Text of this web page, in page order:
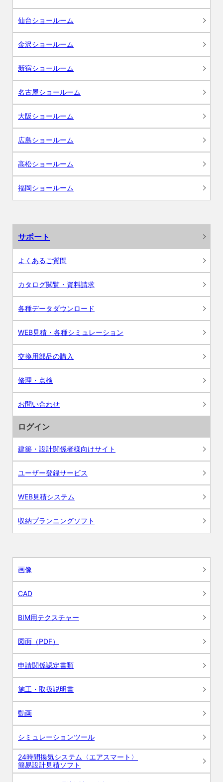
仙台ショールーム
金沢ショールーム
新宿ショールーム
名古屋ショールーム
大阪ショールーム
広島ショールーム
高松ショールーム
福岡ショールーム
サポート
よくあるご質問
カタログ閲覧・資料請求
各種データダウンロード
WEB見積・各種シミュレーション
交換用部品の購入
修理・点検
お問い合わせ
ログイン
建築・設計関係者様向けサイト
ユーザー登録サービス
WEB見積システム
収納プランニングソフト
画像
CAD
BIM用テクスチャー
図面（PDF）
申請関係認定書類
施工・取扱説明書
動画
シミュレーションツール
24時間換気システム〈エアスマート〉
簡易設計見積ソフト